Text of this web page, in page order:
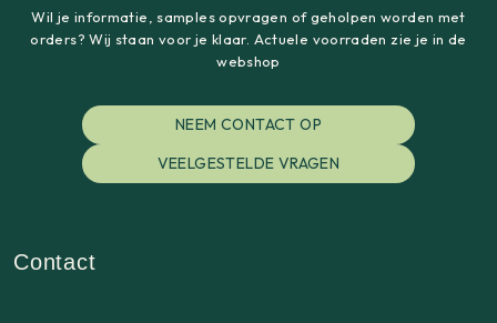
Wil je informatie, samples opvragen of geholpen worden met
orders? Wij staan voor je klaar. Actuele voorraden zie je in de
webshop
NEEM CONTACT OP
VEELGESTELDE VRAGEN
Contact